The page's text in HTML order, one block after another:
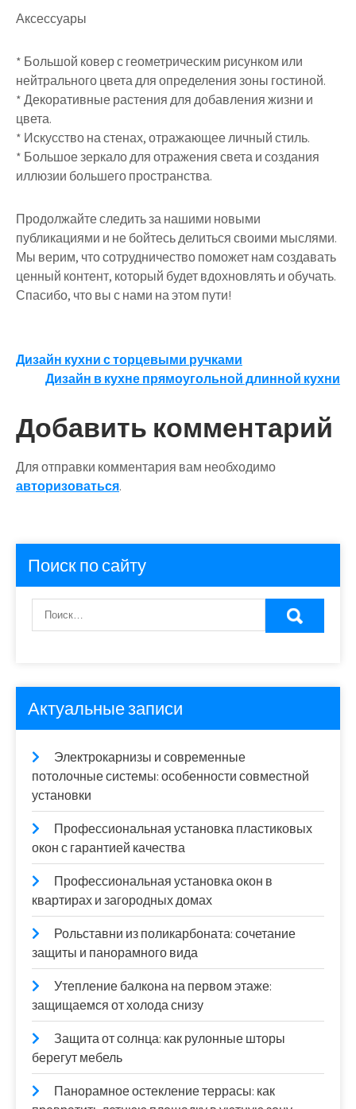
Аксессуары
* Большой ковер с геометрическим рисунком или
нейтрального цвета для определения зоны гостиной.
* Декоративные растения для добавления жизни и
цвета.
* Искусство на стенах, отражающее личный стиль.
* Большое зеркало для отражения света и создания
иллюзии большего пространства.
Продолжайте следить за нашими новыми
публикациями и не бойтесь делиться своими мыслями.
Мы верим, что сотрудничество поможет нам создавать
ценный контент, который будет вдохновлять и обучать.
Спасибо, что вы с нами на этом пути!
Навигация
по
записям
Дизайн кухни с торцевыми ручками
Дизайн в кухне прямоугольной длинной кухни
Добавить комментарий
Для отправки комментария вам необходимо
авторизоваться.
Поиск по сайту
Актуальные записи
Электрокарнизы и современные
потолочные системы: особенности совместной
установки
Профессиональная установка пластиковых
окон с гарантией качества
Профессиональная установка окон в
квартирах и загородных домах
Рольставни из поликарбоната: сочетание
защиты и панорамного вида
Утепление балкона на первом этаже:
защищаемся от холода снизу
Защита от солнца: как рулонные шторы
берегут мебель
Панорамное остекление террасы: как